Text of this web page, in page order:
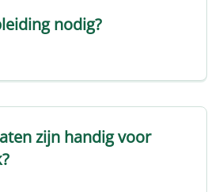
nodig?
zijn handig voor